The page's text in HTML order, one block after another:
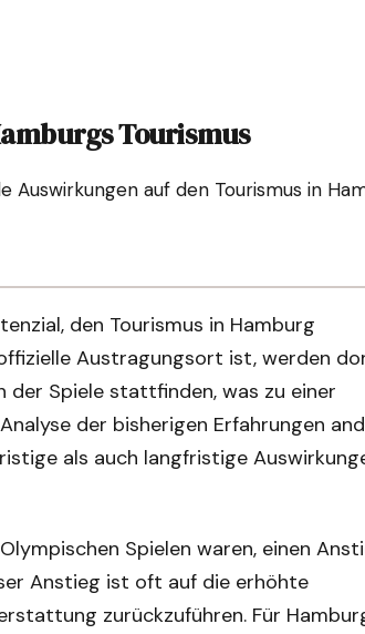
Tourismus
auf den Tourismus in
den Tourismus in Hamburg
Austragungsort ist, werden
Spiele stattfinden, was zu einer
der bisherigen Erfahrungen
als auch langfristige
Spielen waren, einen
Anstieg ist oft auf die erhöhte
zurückzuführen. Für